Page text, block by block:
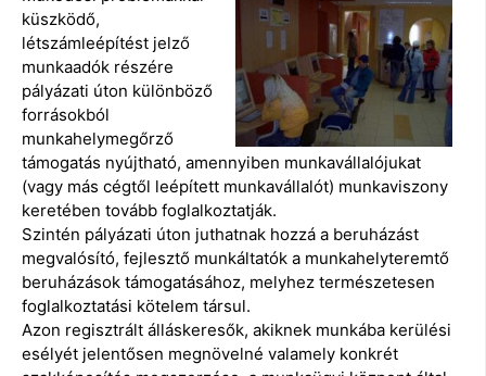
küszködő,
létszámleépítést jelző
munkaadók részére
pályázati úton különböző
forrásokból
munkahelymegőrző
támogatás nyújtható, amennyiben munkavállalójukat
(vagy más cégtől leépített munkavállalót) munkaviszony
keretében tovább foglalkoztatják.
Szintén pályázati úton juthatnak hozzá a beruházást
megvalósító, fejlesztő munkáltatók a munkahelyteremtő
beruházások támogatásához, melyhez természetesen
foglalkoztatási kötelem társul.
Azon regisztrált álláskeresők, akiknek munkába kerülési
esélyét jelentősen megnövelné valamely konkrét